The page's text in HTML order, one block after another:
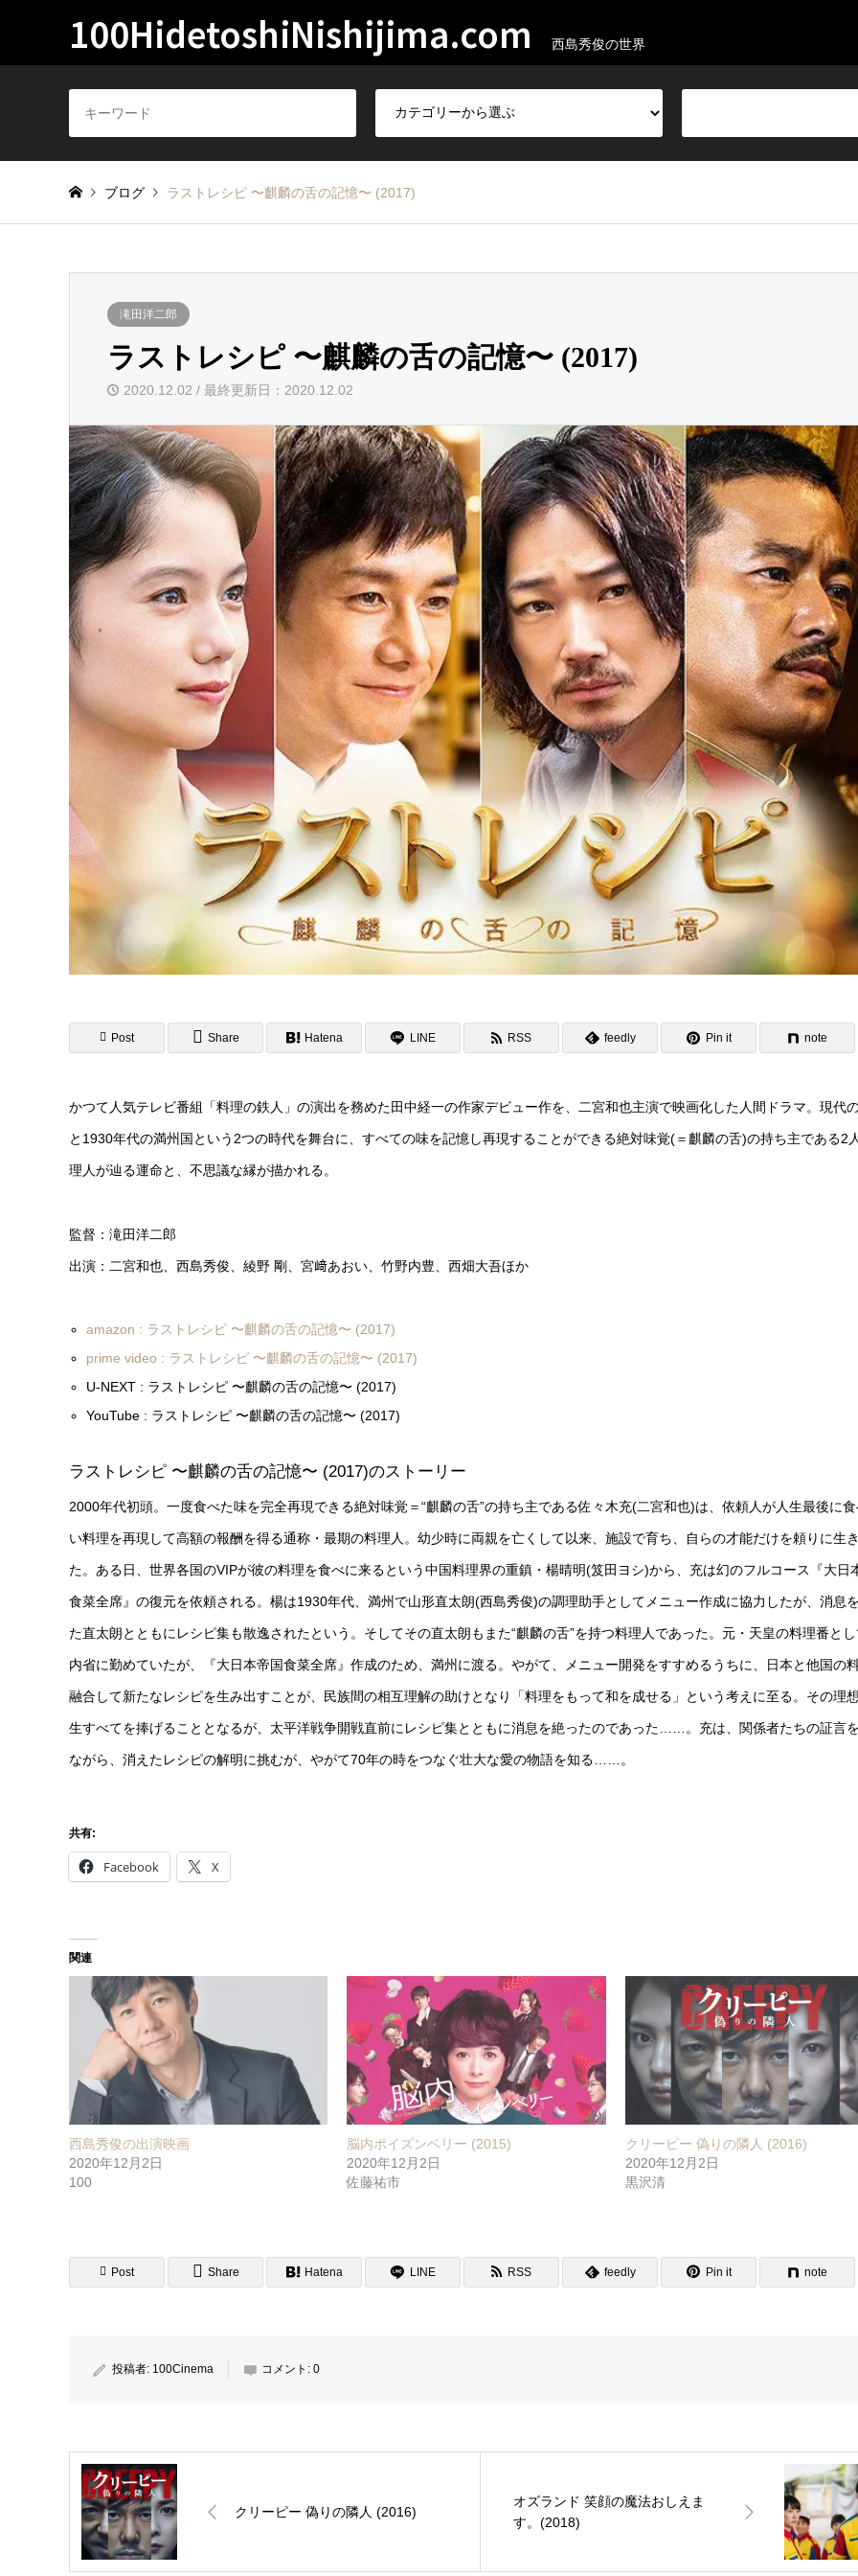
100HidetoshiNishijima.com 西島秀俊の世界
ブログ ラストレシピ 〜麒麟の舌の記憶〜 (2017)
滝田洋二郎
ラストレシピ 〜麒麟の舌の記憶〜 (2017)
2020.12.02 / 最終更新日：2020.12.02
Post Share Hatena LINE RSS feedly Pin it note
かつて人気テレビ番組「料理の鉄人」の演出を務めた田中経一の作家デビュー作を、二宮和也主演で映画化した人間ドラマ。現代
と1930年代の満州国という2つの時代を舞台に、すべての味を記憶し再現することができる絶対味覚(＝麒麟の舌)の持ち主である2
理人が辿る運命と、不思議な縁が描かれる。
監督：滝田洋二郎
出演：二宮和也、西島秀俊、綾野 剛、宮﨑あおい、竹野内豊、西畑大吾ほか
amazon : ラストレシピ 〜麒麟の舌の記憶〜 (2017)
prime video : ラストレシピ 〜麒麟の舌の記憶〜 (2017)
U-NEXT : ラストレシピ 〜麒麟の舌の記憶〜 (2017)
YouTube : ラストレシピ 〜麒麟の舌の記憶〜 (2017)
ラストレシピ 〜麒麟の舌の記憶〜 (2017)のストーリー
2000年代初頭。一度食べた味を完全再現できる絶対味覚＝“麒麟の舌”の持ち主である佐々木充(二宮和也)は、依頼人が人生最後に
い料理を再現して高額の報酬を得る通称・最期の料理人。幼少時に両親を亡くして以来、施設で育ち、自らの才能だけを頼りに生
た。ある日、世界各国のVIPが彼の料理を食べに来るという中国料理界の重鎮・楊晴明(笈田ヨシ)から、充は幻のフルコース『大日
食菜全席』の復元を依頼される。楊は1930年代、満州で山形直太朗(西島秀俊)の調理助手としてメニュー作成に協力したが、消息
た直太朗とともにレシピ集も散逸されたという。そしてその直太朗もまた“麒麟の舌”を持つ料理人であった。元・天皇の料理番と
内省に勤めていたが、『大日本帝国食菜全席』作成のため、満州に渡る。やがて、メニュー開発をすすめるうちに、日本と他国の
融合して新たなレシピを生み出すことが、民族間の相互理解の助けとなり「料理をもって和を成せる」という考えに至る。その理
生すべてを捧げることとなるが、太平洋戦争開戦直前にレシピ集とともに消息を絶ったのであった……。充は、関係者たちの証言
ながら、消えたレシピの解明に挑むが、やがて70年の時をつなぐ壮大な愛の物語を知る……。
共有:
Facebook X
関連
西島秀俊の出演映画
2020年12月2日
100
脳内ポイズンベリー (2015)
2020年12月2日
佐藤祐市
クリーピー 偽りの隣人 (2016)
2020年12月2日
黒沢清
Post Share Hatena LINE RSS feedly Pin it note
投稿者: 100Cinema コメント: 0
クリーピー 偽りの隣人 (2016)
オズランド 笑顔の魔法おしえま
す。(2018)